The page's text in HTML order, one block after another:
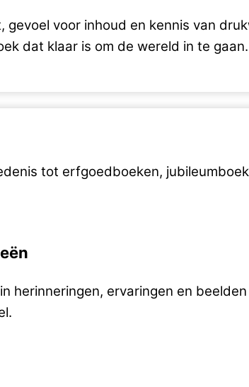
voor inhoud en kennis van
dat klaar is om de wereld in te gaan.
tot erfgoedboeken,
herinneringen, ervaringen en